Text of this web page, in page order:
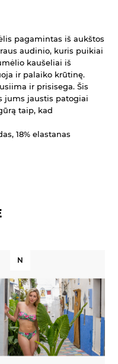
pagamintas iš aukštos
audinio, kuris puikiai
kaušeliai iš
ir palaiko krūtinę.
ir prisisega. Šis
jums jaustis patogiai
taip, kad
18% elastanas
N